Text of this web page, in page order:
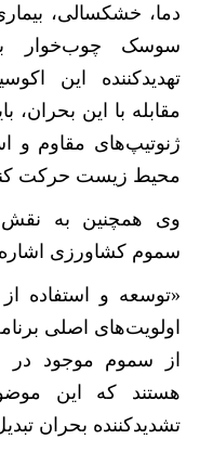
دما، خشکسالی،
سوسک چوب‌خوار
تهدیدکننده این
مقابله با این
ژنوتیپ‌های مقاوم و
محیط زیست حرکت
وی همچنین به نقش
سموم کشاورزی
«توسعه و استفاده
اولویت‌های اصلی
از سموم موجود در
هستند که این
تشدیدکننده بحران